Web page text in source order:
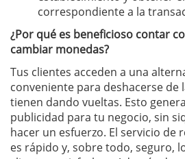
correspondiente a la
¿Por qué es beneficioso contar
cambiar monedas?
Tus clientes acceden a una
conveniente para deshacerse de
tienen dando vueltas. Esto
publicidad para tu negocio, sin
hacer un esfuerzo. El servicio de
es rápido y, sobre todo, seguro,